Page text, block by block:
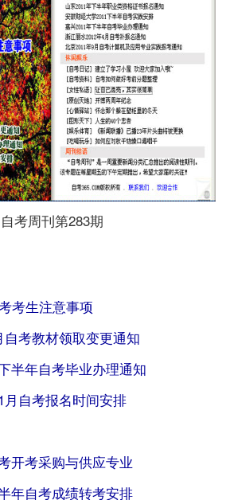
自考周刊第283期
考生注意事项
自考教材领取变更通知
半年自考毕业办理通知
月自考报名时间安排
开考采购与供应专业
年自考成绩转考安排